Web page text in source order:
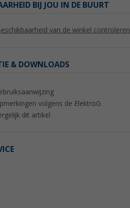
BIJ JOU IN DE BUURT
van de winkel controleren
& DOWNLOADS
volgens de ElektroG
dit artikel